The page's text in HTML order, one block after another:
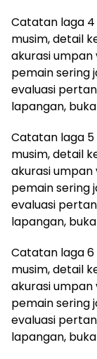
Catatan laga
musim, detail
akurasi
pemain sering
evaluasi
lapangan,
Catatan laga
musim, detail
akurasi
pemain sering
evaluasi
lapangan,
Catatan laga
musim, detail
akurasi
pemain sering
evaluasi
lapangan,